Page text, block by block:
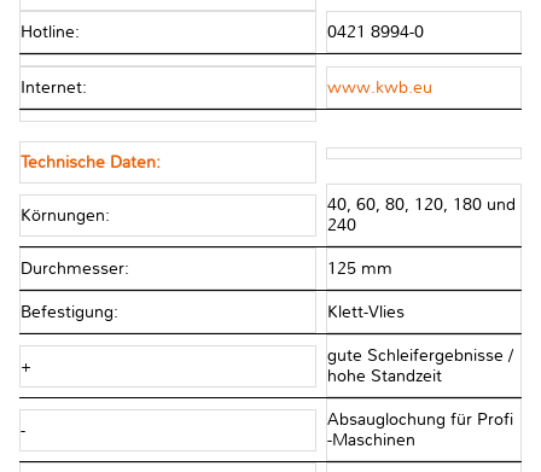
Hotline: 0421 8994-0
Internet: www.kwb.eu
Technische Daten:
Körnungen:
40, 60, 80, 120, 180 und
240
Durchmesser: 125 mm
Befestigung: Klett-Vlies
+
gute Schleifergebnisse /
hohe Standzeit
-
Absauglochung für Profi
-Maschinen